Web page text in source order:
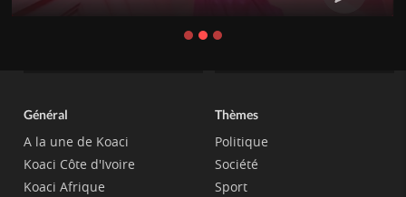
Général
A la une de Koaci
Koaci Côte d'Ivoire
Koaci Afrique
Thèmes
Politique
Société
Sport